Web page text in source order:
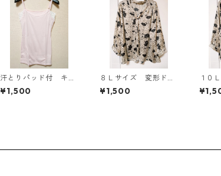
汗とりパッド付 キャ
ミソール Ｌ ライト
ピンク KAE-4789
¥1,500
８Ｌサイズ 変形ドッ
ト 花柄 ボウタイブ
ラウス オフホワイ
¥1,500
１０
ット
ブラ